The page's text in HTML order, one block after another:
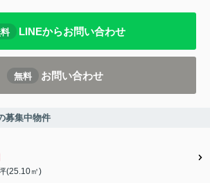
LINEからお問い合わせ
無料 お問い合わせ
募集中物件
(25.10㎡)